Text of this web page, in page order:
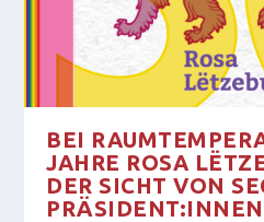
BEI
AHRE ROSA
ER SICHT VON
RÄSIDENT:INNEN